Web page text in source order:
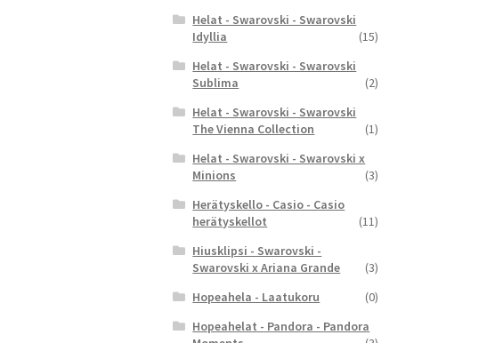
Helat - Swarovski - Swarovski
Idyllia
(15)
Helat - Swarovski - Swarovski
Sublima
(2)
Helat - Swarovski - Swarovski
The Vienna Collection
(1)
Helat - Swarovski - Swarovski x
Minions
(3)
Herätyskello - Casio - Casio
herätyskellot
(11)
Hiusklipsi - Swarovski -
Swarovski x Ariana Grande
(3)
Hopeahela - Laatukoru
(0)
Hopeahelat - Pandora - Pandora